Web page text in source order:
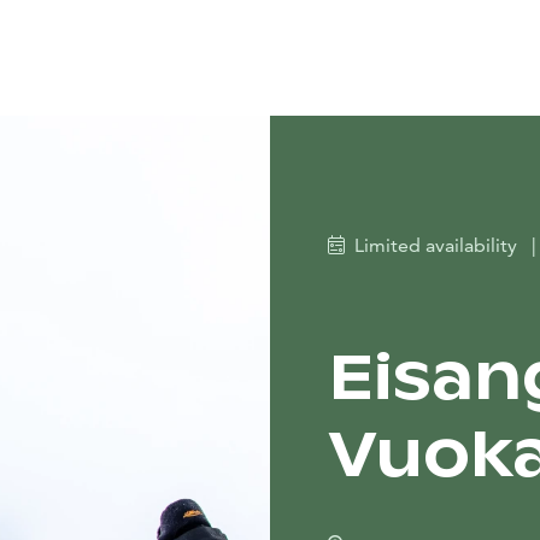
Limited availability |